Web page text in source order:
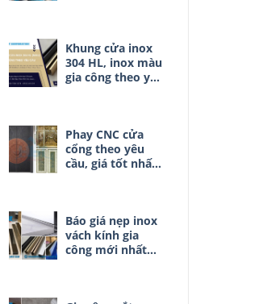
Khung cửa inox
304 HL, inox màu
gia công theo yêu
Phay CNC cửa
cổng theo yêu
cầu, giá tốt nhất
Báo giá nẹp inox
vách kính gia
công mới nhất